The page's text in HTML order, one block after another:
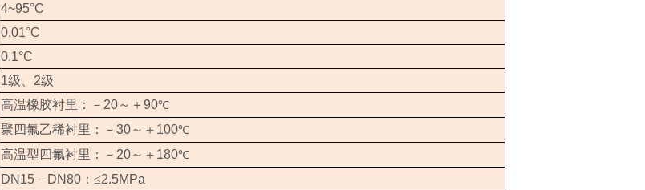
4~95°C
0.01°C
0.1°C
1级、 2级
高温橡胶衬里：－ 20～＋90℃
聚四氟乙稀衬里：－ 30～＋ 100℃
高温型四氟衬里：－ 20～＋ 180℃
DN15 － DN80 ：≤2.5MPa